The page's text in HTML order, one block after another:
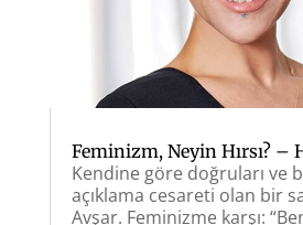
Feminizm, Neyin Hırsı? –
Kendine göre doğruları ve
açıklama cesareti olan bir
Avşar. Feminizme karşı: